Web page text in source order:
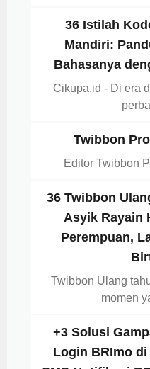
36 Istilah
Mandiri:
Bahasanya
Cikupa.id - Di era
Twibbon
Editor Twibbon
36 Twibbon
Asyik Rayain
Perempuan,
Twibbon Ulang
momen
+3 Solusi
Login BRImo